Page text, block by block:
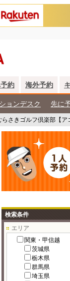
約 海外予約
ョンデスク 先に
さきゴルフ倶楽部【
検索条件
エリア
関東・甲信越
茨城県
栃木県
群馬県
埼玉県